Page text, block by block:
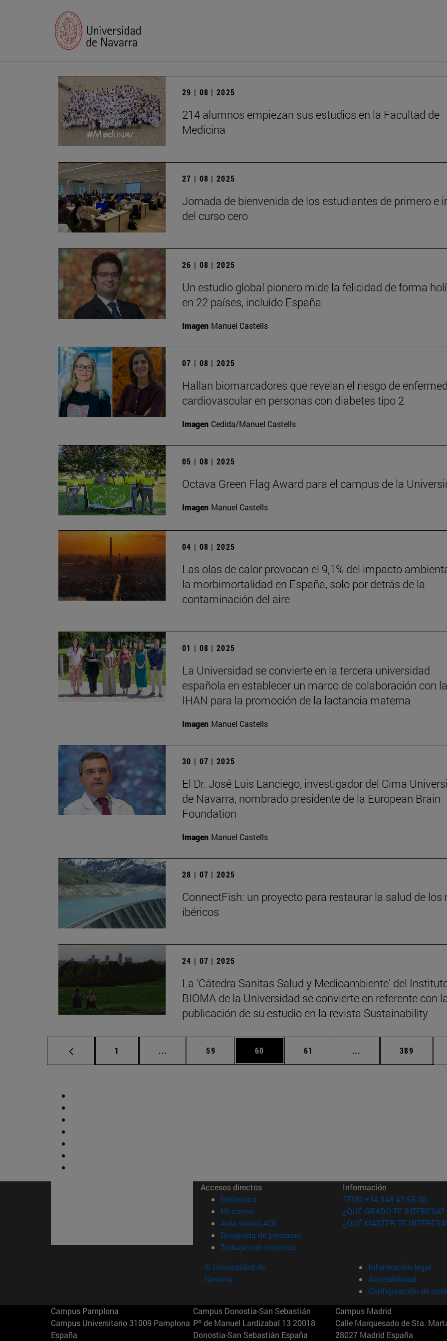
29 | 08 | 2025
214 alumnos empiezan sus estudios en la Facultad de
Medicina
27 | 08 | 2025
Jornada de bienvenida de los estudiantes de primero e
del curso cero
26 | 08 | 2025
Un estudio global pionero mide la felicidad de forma
en 22 países, incluido España
Imagen Manuel Castells
07 | 08 | 2025
Hallan biomarcadores que revelan el riesgo de
cardiovascular en personas con diabetes tipo 2
Imagen Cedida/Manuel Castells
05 | 08 | 2025
Octava Green Flag Award para el campus de la
Imagen Manuel Castells
04 | 08 | 2025
Las olas de calor provocan el 9,1% del impacto
la morbimortalidad en España, solo por detrás de la
contaminación del aire
01 | 08 | 2025
La Universidad se convierte en la tercera universidad
española en establecer un marco de colaboración con la
IHAN para la promoción de la lactancia materna
Imagen Manuel Castells
30 | 07 | 2025
El Dr. José Luis Lanciego, investigador del Cima
de Navarra, nombrado presidente de la European Brain
Foundation
Imagen Manuel Castells
28 | 07 | 2025
ConnectFish: un proyecto para restaurar la salud de los
ibéricos
24 | 07 | 2025
La 'Cátedra Sanitas Salud y Medioambiente' del
BIOMA de la Universidad se convierte en referente con
publicación de su estudio en la revista Sustainability
Página
1 ... Páginas intermedias Use TAB para desplazarse.
Página
59 Página
60 Página
61 ... Páginas intermedias
Página
389
Accesos directos
Biblioteca (abre en nueva ventana)
Mi correo(abre en nueva ventana)
Aula virtual ADI (abre en nueva ventana)
Búsqueda de personas(abre en nueva ventana)
Trabaja con nosotros(abre en nueva ventana)
Información
TFNO +34 948 42 56 00
¿QUÉ GRADO TE INTERESA?
¿QUÉ MÁSTER TE
© Universidad de
Navarra
Información legal
Accesibilidad
Configuración de
Campus Pamplona
Campus Universitario 31009 Pamplona
España
Campus Donostia-San Sebastián
Pº de Manuel Lardizabal 13 20018
Donostia-San Sebastián España
Campus Madrid
Calle Marquesado de Sta.
28027 Madrid España